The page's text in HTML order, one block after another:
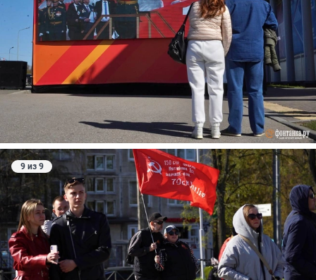
9 из 9